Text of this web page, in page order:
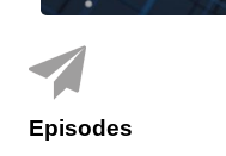
Episodes